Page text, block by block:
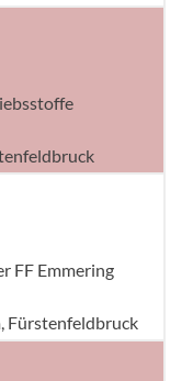
FF Emmering
Fürstenfeldbruck